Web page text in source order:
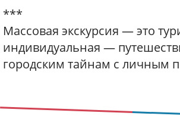
***
Массовая экскурсия — это
индивидуальная —
городским тайнам с личным